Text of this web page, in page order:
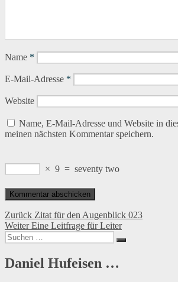
Name *
E-Mail-Adresse *
Website
Name, E-Mail-Adresse und Website in
meinen nächsten Kommentar speichern.
× 9 = seventy two
Beitragsnavigation
Zurück Vorheriger
Beitrag:
Zitat für den Augenblick 023
Weiter Nächster
Beitrag:
Eine Leitfrage für Leiter
Suchen
nach:
Suchen
Daniel Hufeisen …